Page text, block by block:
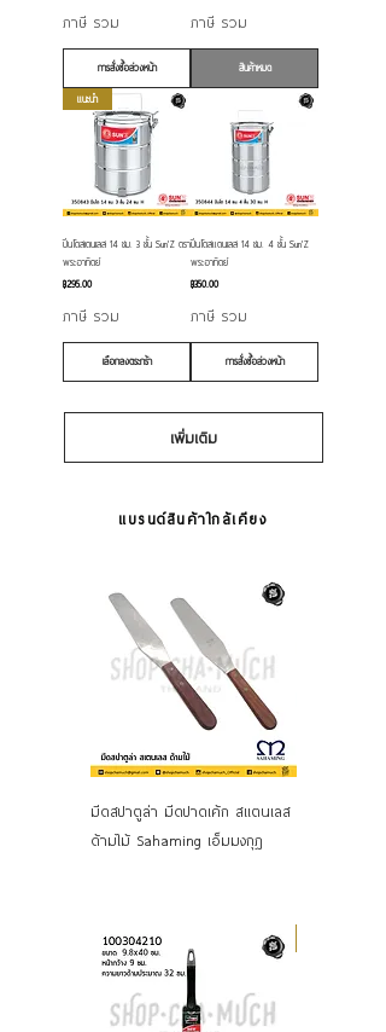
ภาษี รวม
การสั่งซื้อล่วงหน้า
ภาษี รวม
สินค้าหมด
แนะนำ
ปิ่นโตสเตนเลส 14 ซม. 3 ชั้น Sun'Z ตรา
พระอาทิตย์
ราคา
฿295.00
ภาษี รวม
เลือกลงตระกร้า
ปิ่นโตสแตนเลส 14 ซม. 4 ชั้น Sun'Z
พระอาทิตย์
ราคา
฿350.00
ภาษี รวม
การสั่งซื้อล่วงหน้า
เพิ่มเติม
แบรนด์สินค้าใกล้เคียง
มีดสปาตูล่า มีดปาดเค้ก สแตนเลส
ด้ามไม้ Sahaming เอ็มมงกุฎ